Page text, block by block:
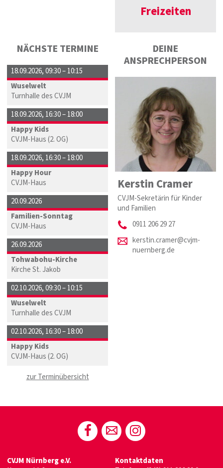
Freizeiten
NÄCHSTE TERMINE
18.09.2026,09:30 – 10:15
Wuselwelt
Turnhalle des CVJM
18.09.2026, 16:30 – 18:00
Happy Kids
CVJM-Haus (2. OG)
18.09.2026, 16:30 – 18:00
Happy Hour
CVJM-Haus
20.09.2026
Familien-Sonntag
CVJM-Haus
26.09.2026
Tohwabohu-Kirche
Kirche St. Jakob
02.10.2026,09:30 – 10:15
Wuselwelt
Turnhalle des CVJM
02.10.2026, 16:30 – 18:00
Happy Kids
CVJM-Haus (2. OG)
zur Terminübersicht
DEINE
ANSPRECHPERSON
Kerstin Cramer
CVJM-Sekretärin für Kinder
und Familien
0911 206 29 27
kerstin.cramer@cvjm-
nuernberg.de
CVJM Nürnberg e.V.
Kontaktdaten